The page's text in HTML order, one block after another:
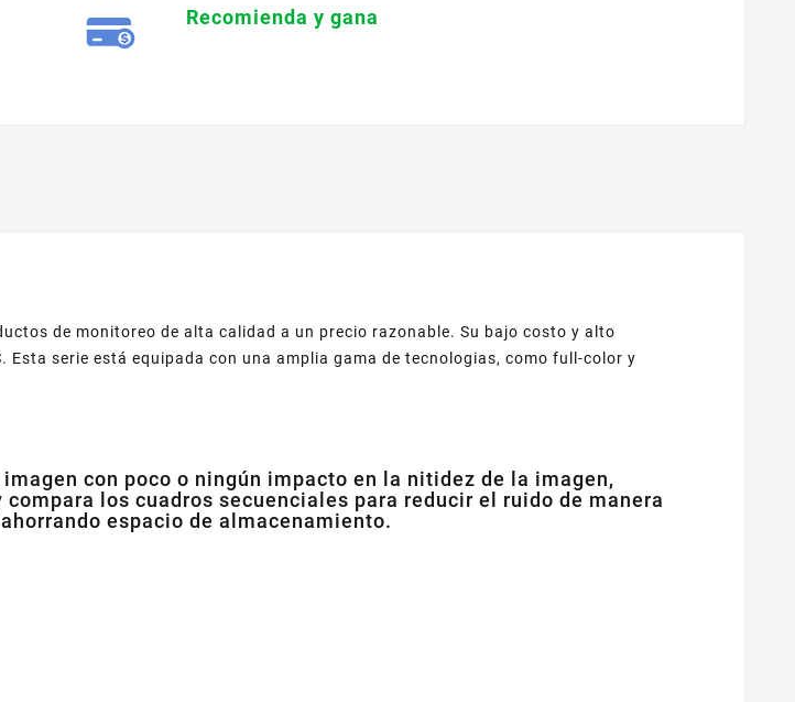
Recomienda y gana
de monitoreo de alta calidad a un precio razonable. Su bajo costo y alto
serie está equipada con una amplia gama de tecnologias, como full-color y
con poco o ningún impacto en la nitidez de la imagen,
los cuadros secuenciales para reducir el ruido de manera
espacio de almacenamiento.